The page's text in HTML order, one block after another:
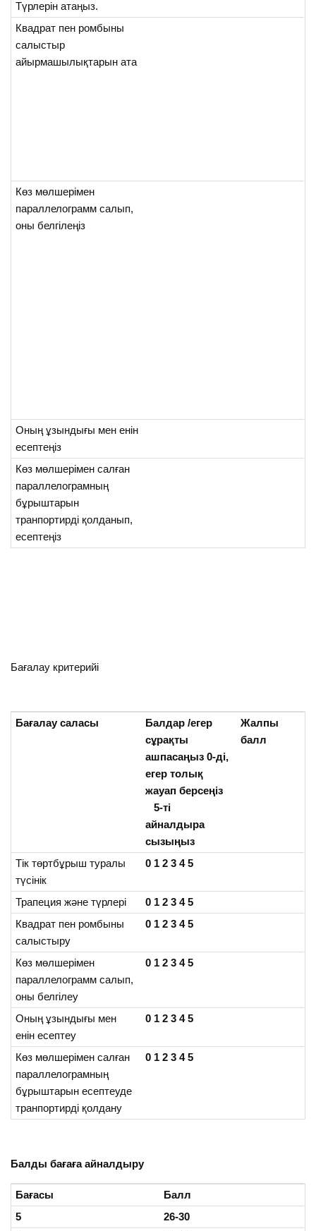
Түрлерін атаңыз.
Квадрат пен ромбыны
салыстыр
айырмашылықтарын ата
Көз мөлшерімен
параллелограмм салып,
оны белгілеңіз
Оның ұзындығы мен енін
есептеңіз
Көз мөлшерімен салған
параллелограмның
бұрыштарын
транпортирді қолданып,
есептеңіз
Бағалау критерийі
Бағалау саласы
Балдар /егер
сұрақты
ашпасаңыз 0-ді,
егер толық
жауап берсеңіз
5-ті
айналдыра
сызыңыз
Жалпы
балл
Тік төртбұрыш туралы
түсінік
0 1 2 3 4 5
Трапеция және түрлері
0 1 2 3 4 5
Квадрат пен ромбыны
салыстыру
0 1 2 3 4 5
Көз мөлшерімен
параллелограмм салып,
оны белгілеу
0 1 2 3 4 5
Оның ұзындығы мен
енін есептеу
0 1 2 3 4 5
Көз мөлшерімен салған
параллелограмның
бұрыштарын есептеуде
транпортирді қолдану
0 1 2 3 4 5
Балды бағаға айналдыру
Бағасы
Балл
5
26-30